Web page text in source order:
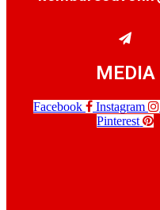
MEDIA
Facebook Instagram
Pinterest